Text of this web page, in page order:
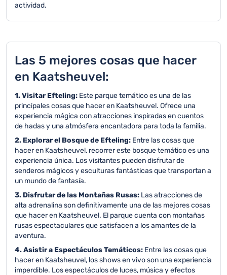
actividad.
Las 5 mejores cosas que hacer
en Kaatsheuvel:
1. Visitar Efteling: Este parque temático es una de las
principales cosas que hacer en Kaatsheuvel. Ofrece una
experiencia mágica con atracciones inspiradas en cuentos
de hadas y una atmósfera encantadora para toda la familia.
2. Explorar el Bosque de Efteling: Entre las cosas que
hacer en Kaatsheuvel, recorrer este bosque temático es una
experiencia única. Los visitantes pueden disfrutar de
senderos mágicos y esculturas fantásticas que transportan a
un mundo de fantasía.
3. Disfrutar de las Montañas Rusas: Las atracciones de
alta adrenalina son definitivamente una de las mejores cosas
que hacer en Kaatsheuvel. El parque cuenta con montañas
rusas espectaculares que satisfacen a los amantes de la
aventura.
4. Asistir a Espectáculos Temáticos: Entre las cosas que
hacer en Kaatsheuvel, los shows en vivo son una experiencia
imperdible. Los espectáculos de luces, música y efectos